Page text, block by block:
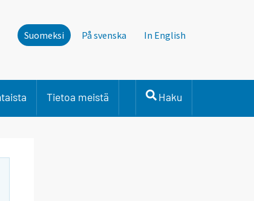
Suomeksi På svenska In English
Tietoa meistä Haku